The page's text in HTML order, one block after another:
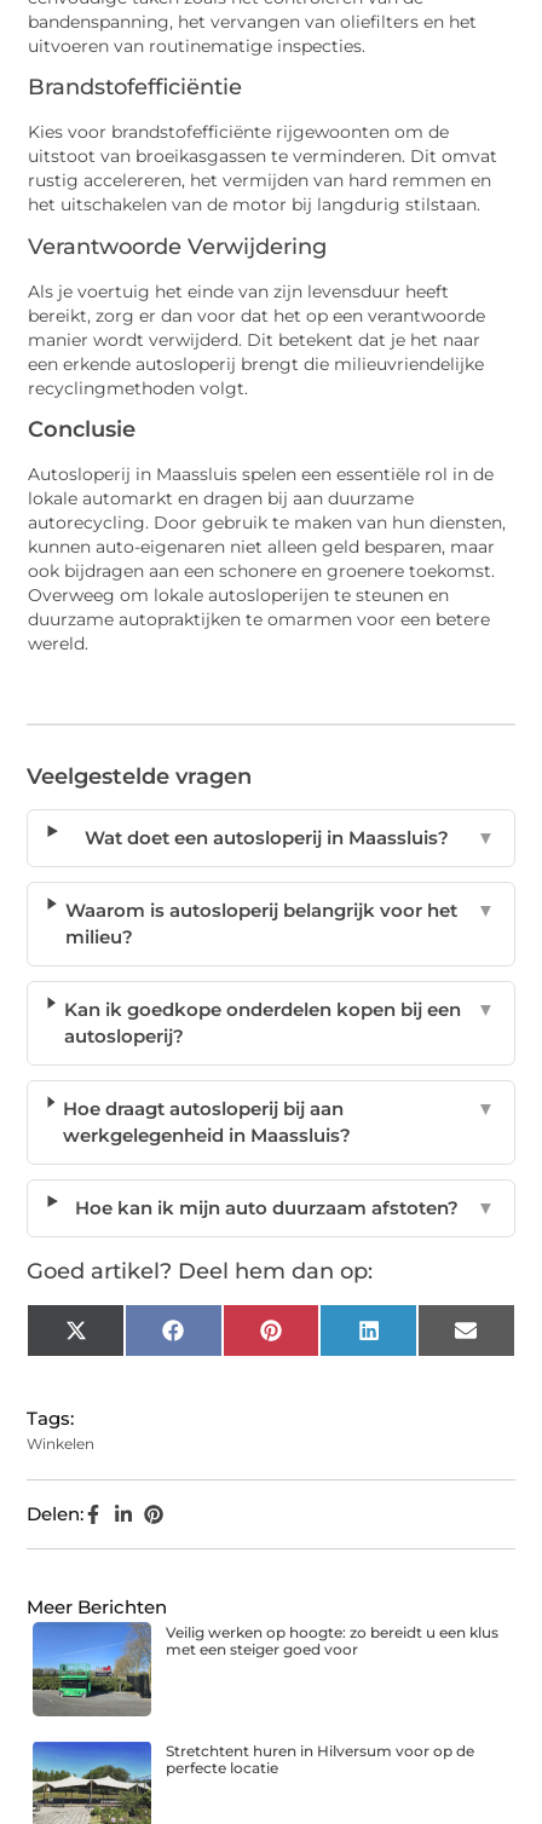
bandenspanning, het vervangen van oliefilters en het
uitvoeren van routinematige inspecties.
Brandstofefficiëntie
Kies voor brandstofefficiënte rijgewoonten om de
uitstoot van broeikasgassen te verminderen. Dit omvat
rustig accelereren, het vermijden van hard remmen en
het uitschakelen van de motor bij langdurig stilstaan.
Verantwoorde Verwijdering
Als je voertuig het einde van zijn levensduur heeft
bereikt, zorg er dan voor dat het op een verantwoorde
manier wordt verwijderd. Dit betekent dat je het naar
een erkende autosloperij brengt die milieuvriendelijke
recyclingmethoden volgt.
Conclusie
Autosloperij in Maassluis spelen een essentiële rol in de
lokale automarkt en dragen bij aan duurzame
autorecycling. Door gebruik te maken van hun diensten,
kunnen auto-eigenaren niet alleen geld besparen, maar
ook bijdragen aan een schonere en groenere toekomst.
Overweeg om lokale autosloperijen te steunen en
duurzame autopraktijken te omarmen voor een betere
wereld.
Veelgestelde vragen
Wat doet een autosloperij in Maassluis? ▼
Waarom is autosloperij belangrijk voor het
milieu?
▼
Kan ik goedkope onderdelen kopen bij een
autosloperij?
▼
Hoe draagt autosloperij bij aan
werkgelegenheid in Maassluis?
▼
Hoe kan ik mijn auto duurzaam afstoten? ▼
Goed artikel? Deel hem dan op:
X
(Twitter)
Facebook Pinterest LinkedIn Email
Tags:
Winkelen
Delen:
Meer Berichten
Veilig werken op hoogte: zo bereidt u een klus
met een steiger goed voor
Stretchtent huren in Hilversum voor op de
perfecte locatie